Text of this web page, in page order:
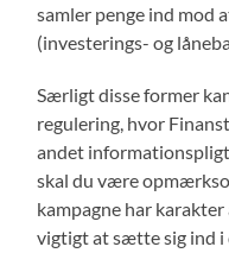
samler penge ind mod
(investerings- og
Særligt disse former
regulering, hvor
andet
skal du være
kampagne har
vigtigt at sætte sig ind i